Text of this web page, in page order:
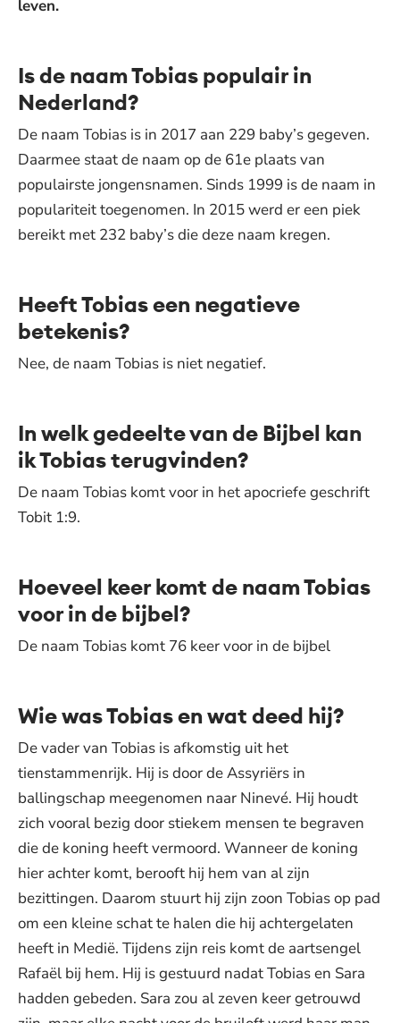
leven.
Is de naam Tobias populair in
Nederland?
De naam Tobias is in 2017 aan 229 baby’s gegeven.
Daarmee staat de naam op de 61e plaats van
populairste jongensnamen. Sinds 1999 is de naam in
populariteit toegenomen. In 2015 werd er een piek
bereikt met 232 baby’s die deze naam kregen.
Heeft Tobias een negatieve
betekenis?
Nee, de naam Tobias is niet negatief.
In welk gedeelte van de Bijbel kan
ik Tobias terugvinden?
De naam Tobias komt voor in het apocriefe geschrift
Tobit 1:9.
Hoeveel keer komt de naam Tobias
voor in de bijbel?
De naam Tobias komt 76 keer voor in de bijbel
Wie was Tobias en wat deed hij?
De vader van Tobias is afkomstig uit het
tienstammenrijk. Hij is door de Assyriërs in
ballingschap meegenomen naar Ninevé. Hij houdt
zich vooral bezig door stiekem mensen te begraven
die de koning heeft vermoord. Wanneer de koning
hier achter komt, berooft hij hem van al zijn
bezittingen. Daarom stuurt hij zijn zoon Tobias op pad
om een kleine schat te halen die hij achtergelaten
heeft in Medië. Tijdens zijn reis komt de aartsengel
Rafaël bij hem. Hij is gestuurd nadat Tobias en Sara
hadden gebeden. Sara zou al zeven keer getrouwd